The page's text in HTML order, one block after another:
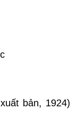
bản, 1924)